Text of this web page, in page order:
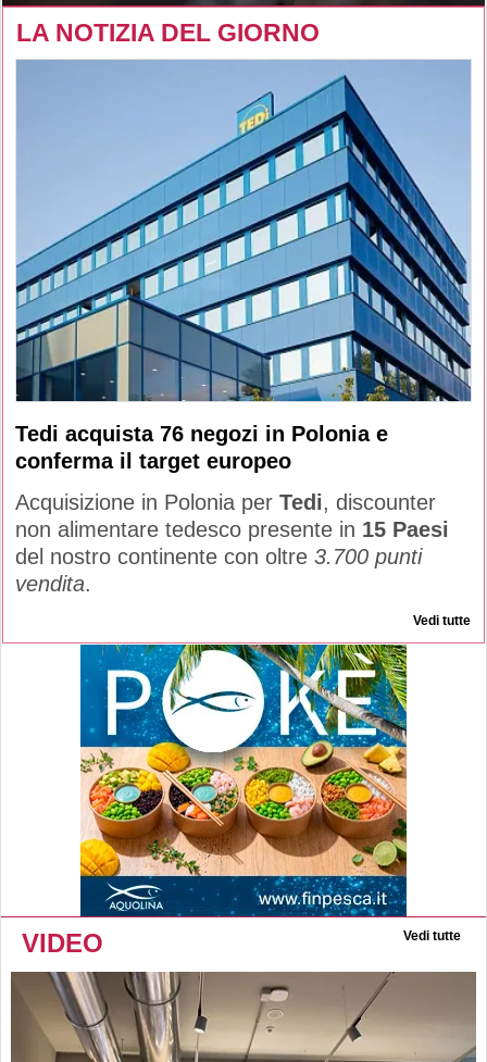
LA NOTIZIA DEL GIORNO
Tedi acquista 76 negozi in Polonia e
conferma il target europeo
Acquisizione in Polonia per Tedi, discounter
non alimentare tedesco presente in 15 Paesi
del nostro continente con oltre 3.700 punti
vendita.
Vedi tutte
VIDEO Vedi tutte